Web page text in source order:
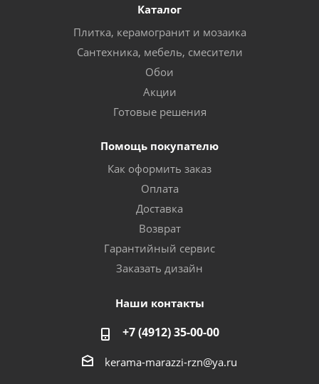
Каталог
Плитка, керамогранит и мозаика
Сантехника, мебель, смесители
Обои
Акции
Готовые решения
Помощь покупателю
Как оформить заказ
Оплата
Доставка
Возврат
Гарантийный сервис
Заказать дизайн
Наши контакты
+7 (4912) 35-00-00
kerama-marazzi-rzn@ya.ru